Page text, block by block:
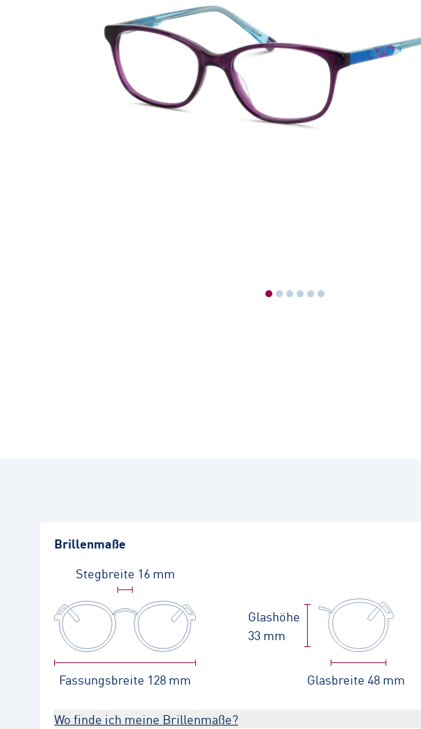
Brillenmaße
Stegbreite 16 mm
Fassungsbreite 128 mm Glasbreite48 mm
Glashöhe
33 mm
Wo finde ich meine Brillenmaße?